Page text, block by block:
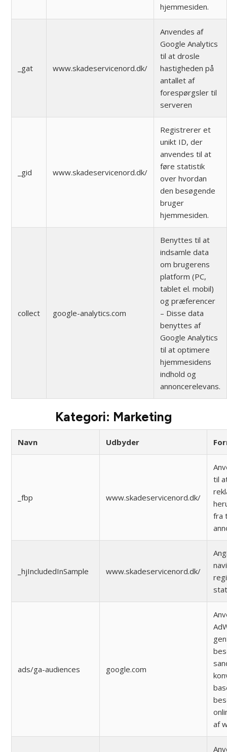
hjemmesiden.
_gat www.skadeservicenord.dk/
Anvendes af
Google Analytics
til at drosle
hastigheden på
antallet af
forespørgsler til
serveren
_gid www.skadeservicenord.dk/
Registrerer et
unikt ID, der
anvendes til at
føre statistik
over hvordan
den besøgende
bruger
hjemmesiden.
collect google-analytics.com
Benyttes til at
indsamle data
om brugerens
platform (PC,
tablet el. mobil)
og præferencer
– Disse data
benyttes af
Google Analytics
til at optimere
hjemmesidens
indhold og
annoncerelevans.
Kategori: Marketing
Navn Udbyder
_fbp www.skadeservicenord.dk/
til
fra
_hjIncludedInSample www.skadeservicenord.dk/
ads/ga-audiences google.com
af